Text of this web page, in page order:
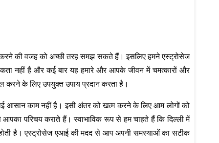
करने की वजह को अच्छी तरह समझ सकते हैं। इसलिए हमने एस्ट्रोसेज
नहीं है और कई बार यह हमारे और आपके जीवन में चमत्कारों और
करने के लिए उपयुक्त उपाय प्रदान करता है।
आसान काम नहीं है। इसी अंतर को खत्म करने के लिए आम लोगों को
आपका परिचय कराते हैं। स्वाभाविक रूप से हम चाहते हैं कि दिल्ली में
है। एस्ट्रोसेज एआई की मदद से आप अपनी समस्याओं का सटीक